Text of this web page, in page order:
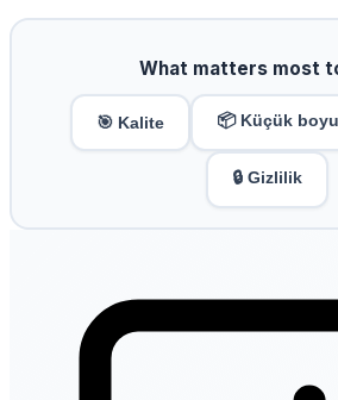
What matters most
🎯 Kalite 📦 Küçük
🔒 Gizlilik